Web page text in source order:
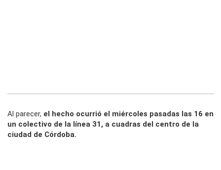
Al parecer, el hecho ocurrió el miércoles pasadas las 16 en
un colectivo de la línea 31, a cuadras del centro de la
ciudad de Córdoba.